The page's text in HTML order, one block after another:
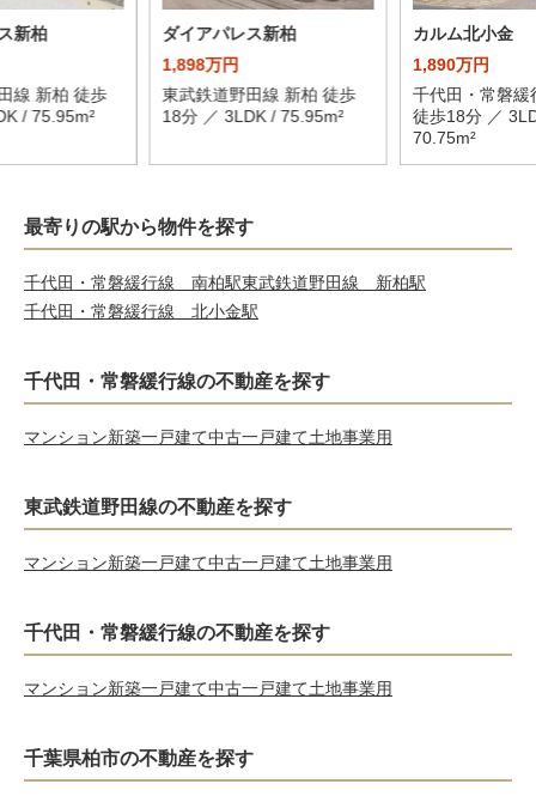
新柏
線 新柏 徒歩
/ 75.95m²
ダイアパレス新柏
1,898万円
東武鉄道野田線 新柏 徒歩
18分 ／ 3LDK / 75.95m²
カルム北小金
1,890万円
千代田・常磐緩
徒歩18分 ／
70.75m²
最寄りの駅から物件を探す
千代田・常磐緩行線 南柏駅東武鉄道野田線 新柏駅
千代田・常磐緩行線 北小金駅
千代田・常磐緩行線の不動産を探す
マンション新築一戸建て中古一戸建て土地事業用
東武鉄道野田線の不動産を探す
マンション新築一戸建て中古一戸建て土地事業用
千代田・常磐緩行線の不動産を探す
マンション新築一戸建て中古一戸建て土地事業用
千葉県柏市の不動産を探す